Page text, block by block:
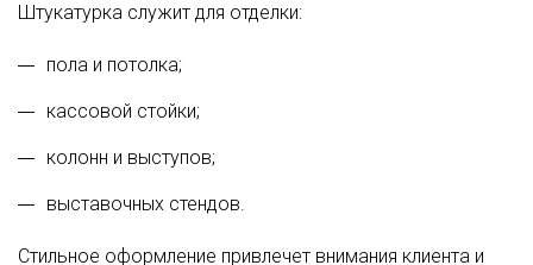
Штукатурка служит для отделки:
пола и потолка;
кассовой стойки;
колонн и выступов;
выставочных стендов.
Стильное оформление привлечет внимания клиента и